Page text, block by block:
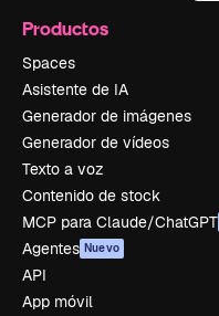
Productos
Spaces
Asistente de IA
Generador de imágenes
Generador de vídeos
Texto a voz
Contenido de stock
MCP para Claude/ChatGPT
Agentes Nuevo
API
App móvil